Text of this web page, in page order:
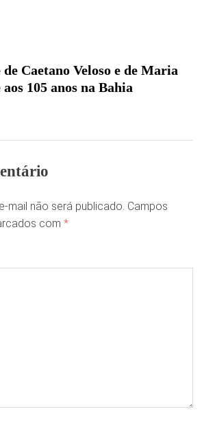
Caetano Veloso e de Maria
105 anos na Bahia
mail não será publicado. Campos
com *